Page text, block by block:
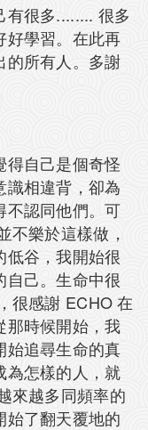
有很多........ 很多
好學習。在此再
的所有人。多謝
得自己是個奇怪
識相違背，卻為
不認同他們。可
不樂於這樣做，
低谷，我開始很
自己。生命中很
很感謝 ECHO 在
那時候開始，我
始追尋生命的真
為怎樣的人，就
來越多同頻率的
始了翻天覆地的